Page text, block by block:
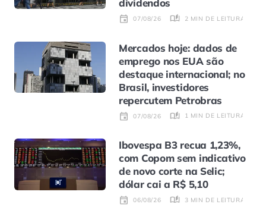
dividendos
07/08/26 2 MIN DE LEITURA
Mercados hoje: dados de
emprego nos EUA são
destaque internacional; no
Brasil, investidores
repercutem Petrobras
07/08/26 1 MIN DE LEITURA
Ibovespa B3 recua 1,23%,
com Copom sem indicativo
de novo corte na Selic;
dólar cai a R$ 5,10
06/08/26 3 MIN DE LEITURA